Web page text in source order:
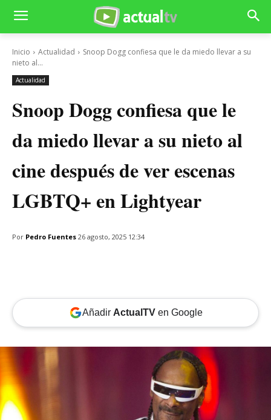
Inicio Actualidad
Snoop Dogg confiesa que le da miedo llevar a su
nieto al...
Actualidad
Snoop Dogg confiesa que le
da miedo llevar a su nieto al
cine después de ver escenas
LGBTQ+ en Lightyear
Por Pedro Fuentes 26 agosto, 2025 12:34
Añadir ActualTVen Google